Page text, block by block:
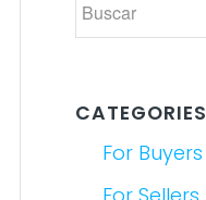
CATEGORIES
For Buyers